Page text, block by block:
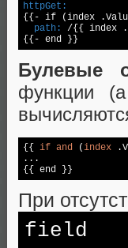
httpGet:
{{- if (index
  path:
/{{ index
Булевые
функции
{{ if and (index
...
При
field